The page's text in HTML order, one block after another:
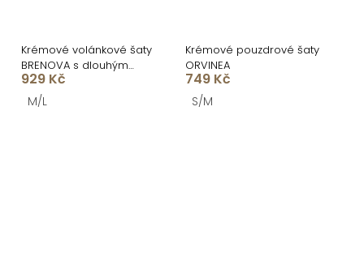
Krémové volánkové šaty
BRENOVA s dlouhým
rukávem
929 Kč
M/L
Krémové pouzdrové šaty
ORVINEA
749 Kč
S/M